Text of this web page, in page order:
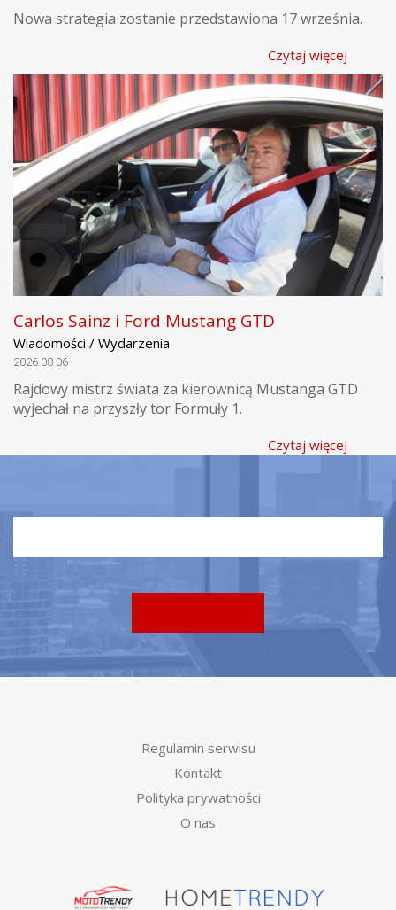
Nowa strategia zostanie przedstawiona 17 września.
Czytaj więcej
Carlos Sainz i Ford Mustang GTD
Wiadomości / Wydarzenia
2026.08.06
Rajdowy mistrz świata za kierownicą Mustanga GTD
wyjechał na przyszły tor Formuły 1.
Czytaj więcej
Regulamin serwisu
Kontakt
Polityka prywatności
O nas